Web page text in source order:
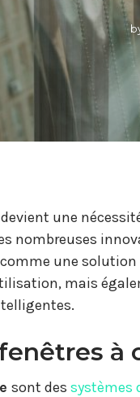
une
nombreuses
une
mais
à
sont des systèmes